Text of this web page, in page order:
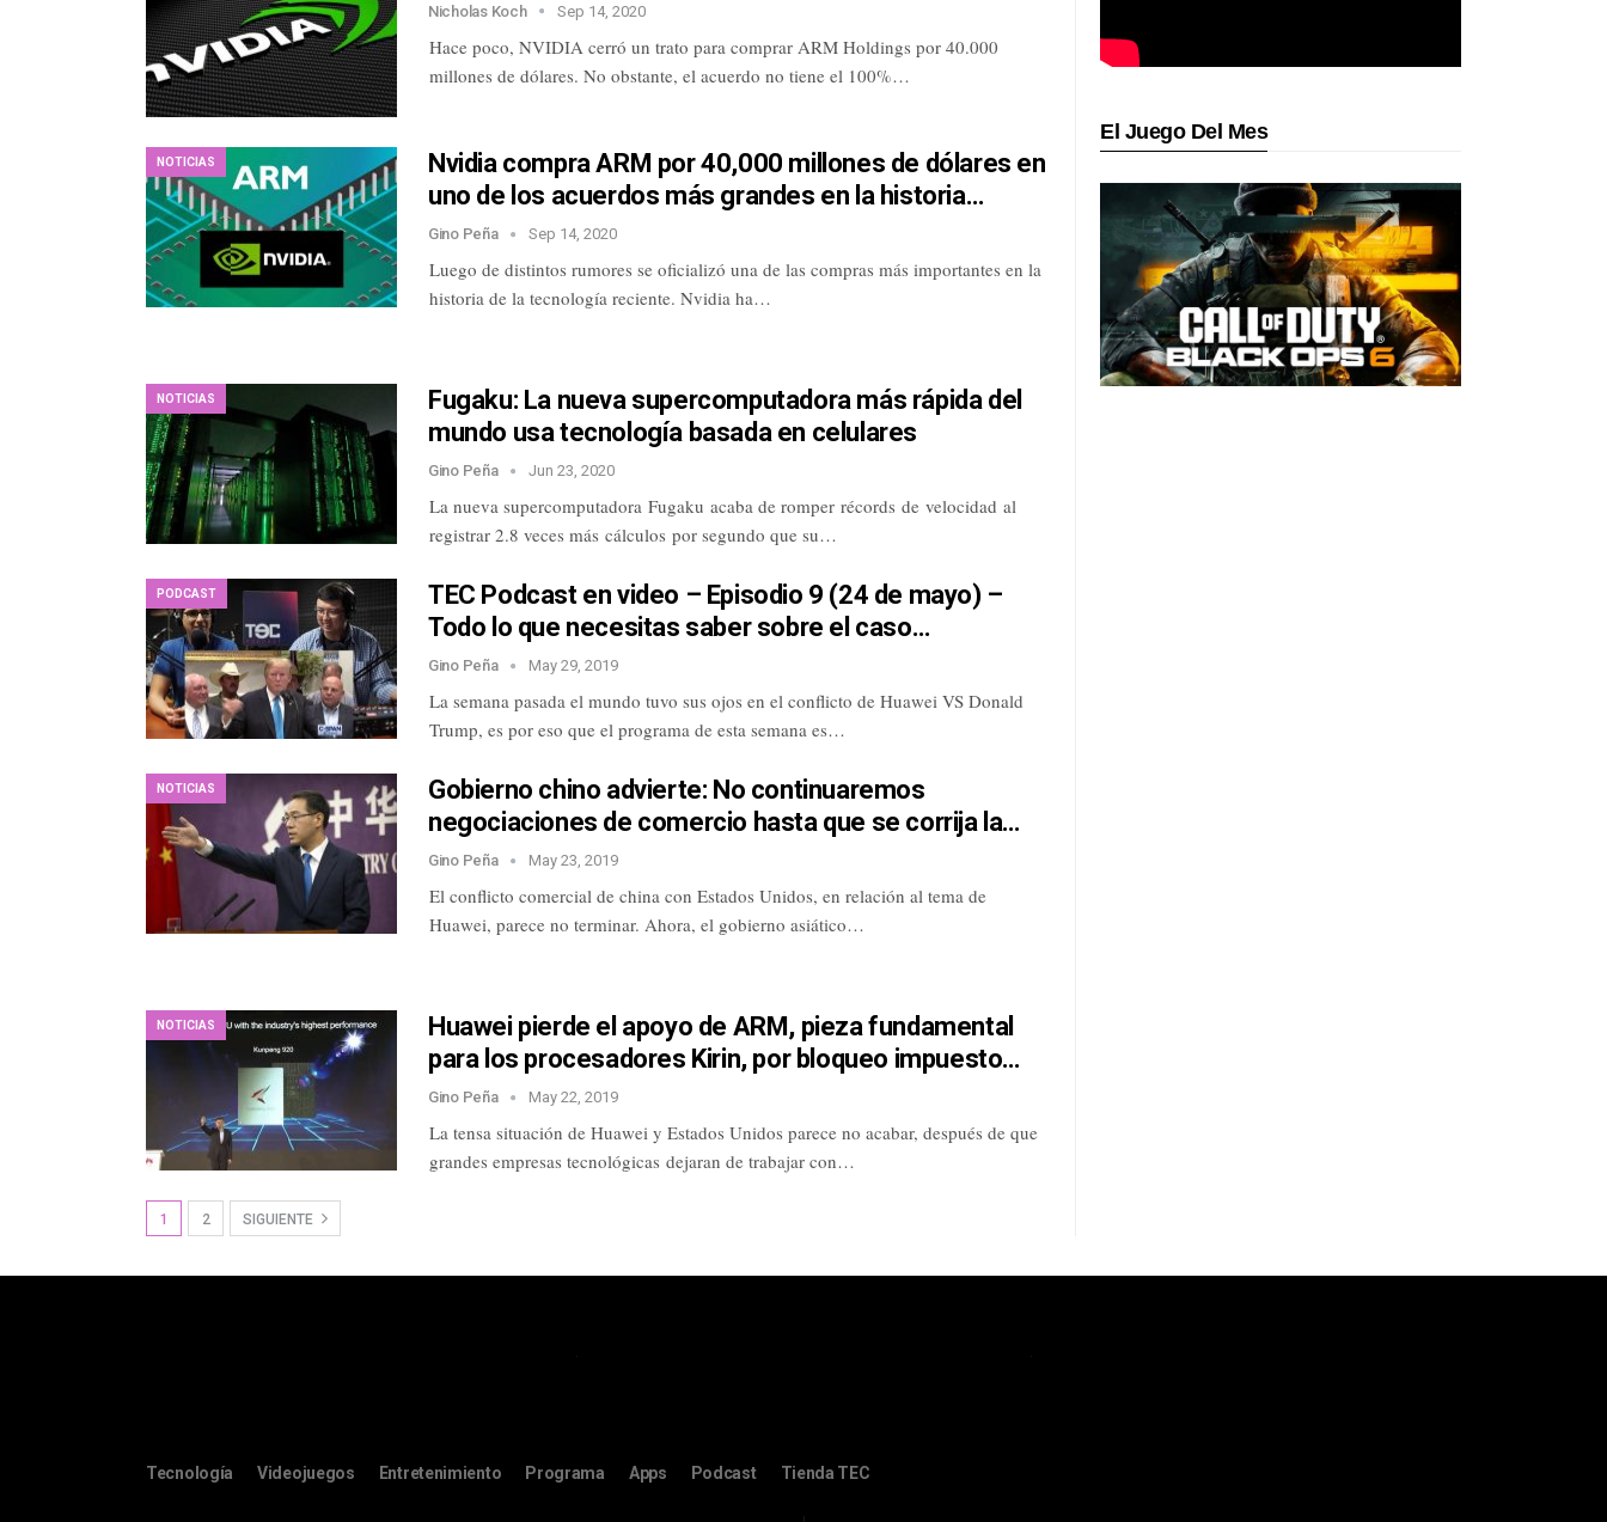
Nicholas Koch Sep 14, 2020
Hace poco, NVIDIA cerró un trato para comprar ARM Holdings por 40.000
millones de dólares. No obstante, el acuerdo no tiene el 100%…
NOTICIAS
Nvidia compra ARM por 40,000 millones de dólares en
uno de los acuerdos más grandes en la historia…
Gino Peña Sep 14, 2020
Luego de distintos rumores se oficializó una de las compras más importantes en la
historia de la tecnología reciente. Nvidia ha…
NOTICIAS
Fugaku: La nueva supercomputadora más rápida del
mundo usa tecnología basada en celulares
Gino Peña Jun 23, 2020
La nueva supercomputadora Fugaku acaba de romper récords de velocidad al
registrar 2.8 veces más cálculos por segundo que su…
PODCAST
TEC Podcast en video – Episodio 9 (24 de mayo) –
Todo lo que necesitas saber sobre el caso…
Gino Peña May 29, 2019
La semana pasada el mundo tuvo sus ojos en el conflicto de Huawei VS Donald
Trump, es por eso que el programa de esta semana es…
NOTICIAS
Gobierno chino advierte: No continuaremos
negociaciones de comercio hasta que se corrija la…
Gino Peña May 23, 2019
El conflicto comercial de china con Estados Unidos, en relación al tema de
Huawei, parece no terminar. Ahora, el gobierno asiático…
NOTICIAS
Huawei pierde el apoyo de ARM, pieza fundamental
para los procesadores Kirin, por bloqueo impuesto…
Gino Peña May 22, 2019
La tensa situación de Huawei y Estados Unidos parece no acabar, después de que
grandes empresas tecnológicas dejaran de trabajar con…
1 2 SIGUIENTE
El Juego Del Mes
Tecnología Videojuegos Entretenimiento Programa Apps Podcast Tienda TEC